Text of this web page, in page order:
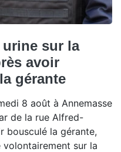
sur la
avoir
gérante
8 août à Annemasse
de la rue Alfred-
bousculé la gérante,
sur la